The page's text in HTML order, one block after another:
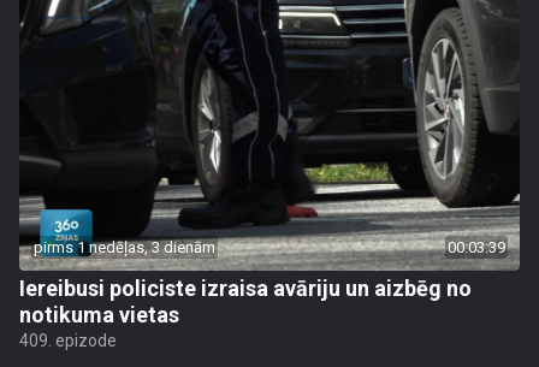
pirms 1 nedēļas, 3 dienām 00:03:39
Iereibusi policiste izraisa avāriju un aizbēg no
notikuma vietas
409. epizode